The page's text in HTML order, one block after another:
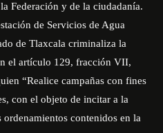
Federación y de la ciudadanía.
de Servicios de Agua
de Tlaxcala criminaliza la
el artículo 129, fracción VII,
“Realice campañas con fines
con el objeto de incitar a la
contenidos en la